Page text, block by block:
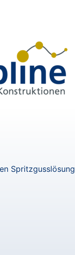
Spritzgusslösung